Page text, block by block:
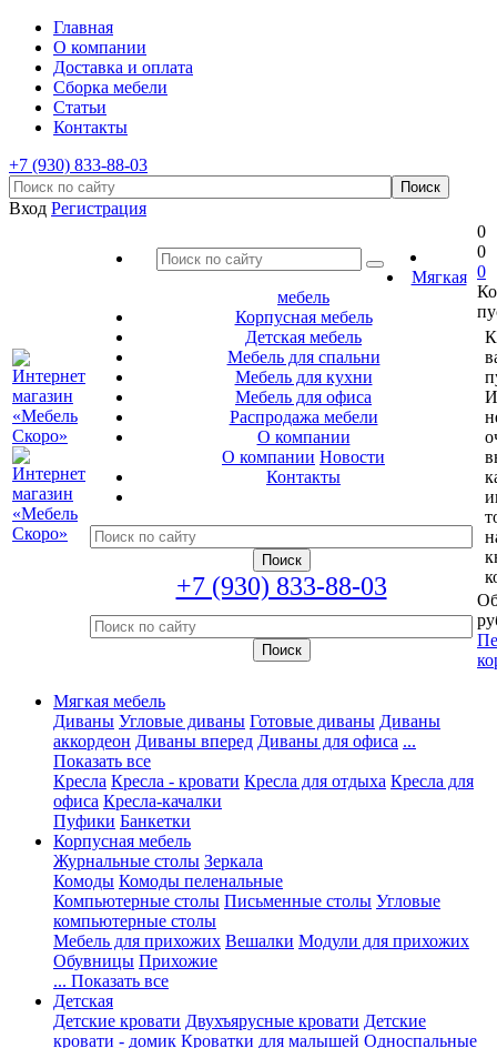
Главная
О компании
Доставка и оплата
Сборка мебели
Статьи
Контакты
+7 (930) 833-88-03
Вход Регистрация
Мягкая
мебель
Корпусная мебель
Детская мебель
Мебель для спальни
Мебель для кухни
Мебель для офиса
Распродажа мебели
О компании
О компании Новости
Контакты
+7 (930) 833-88-03
0
0
0
Мягкая мебель
Диваны Угловые диваны Готовые диваны Диваны
аккордеон Диваны вперед Диваны для офиса ...
Показать все
Кресла Кресла - кровати Кресла для отдыха Кресла для
офиса Кресла-качалки
Пуфики Банкетки
Корпусная мебель
Журнальные столы Зеркала
Комоды Комоды пеленальные
Компьютерные столы Письменные столы Угловые
компьютерные столы
Мебель для прихожих Вешалки Модули для прихожих
Обувницы Прихожие
... Показать все
Детская
Детские кровати Двухъярусные кровати Детские
кровати - домик Кроватки для малышей Односпальные